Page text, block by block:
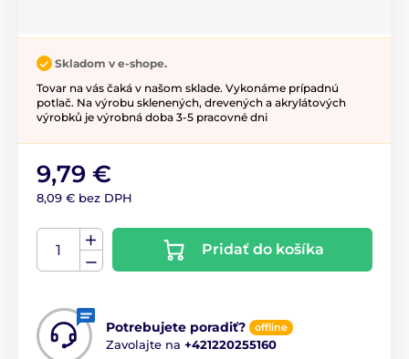
Skladom v e-shope.
Tovar na vás čaká v našom sklade. Vykonáme prípadnú
potlač. Na výrobu sklenených, drevených a akrylátových
výrobků je výrobná doba 3-5 pracovné dni
9,79 €
8,09 € bez DPH
Pridať do košíka
Potrebujete poradiť? offline
Zavolajte na +421220255160